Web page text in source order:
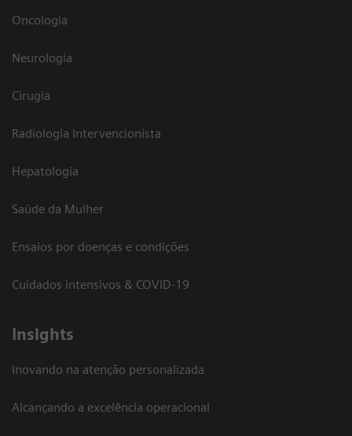
Oncologia
Neurologia
Cirugia
Radiologia Intervencionista
Hepatologia
Saúde da Mulher
Ensaios por doenças e condições
Cuidados intensivos & COVID-19
Insights
Inovando na atenção personalizada
Alcançando a excelência operacional